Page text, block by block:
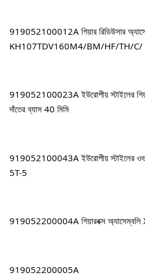
919052100012A গিয়ার রিডিউসার
KH107TDV160M4/BM/HF/TH/C/
919052100023A ইউরোপীয় স্টাইলের
দাঁতের ব্যাস 40 মিমি
919052100043A ইউরোপীয় স্টাইলের
5T-5
919052200004A গিয়ারবক্স
919052200005A